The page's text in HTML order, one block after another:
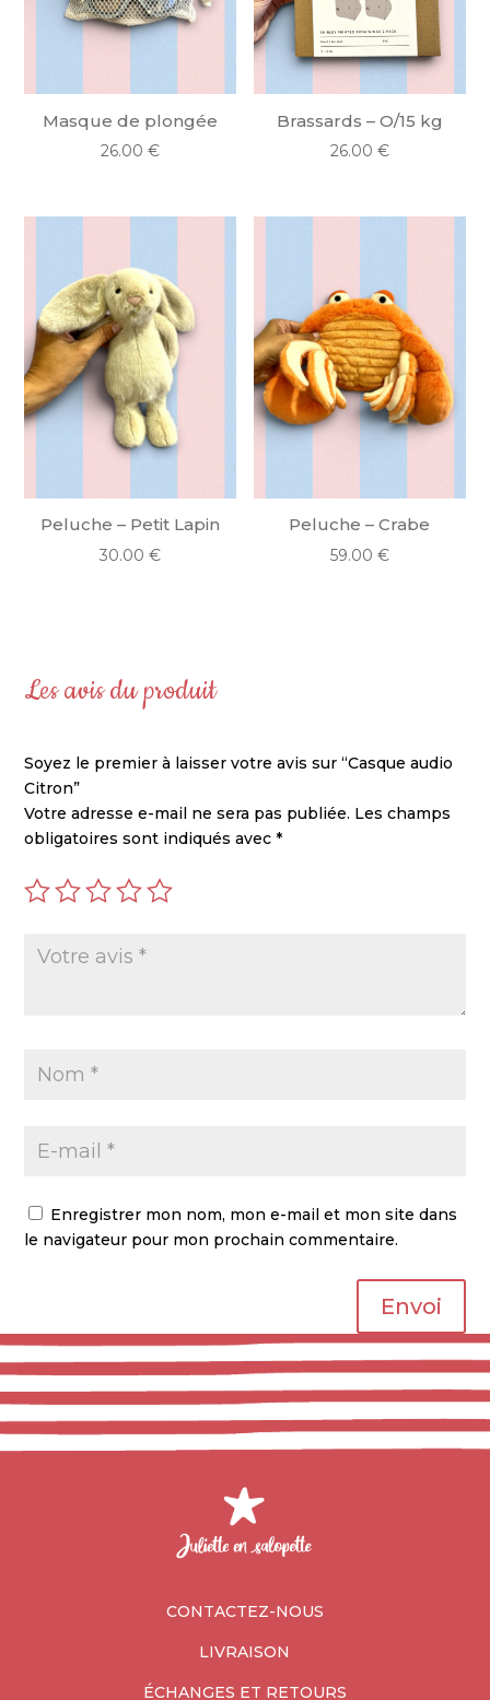
Masque de plongée
26.00€
Brassards – O/15 kg
26.00 €
Peluche – Petit Lapin
30.00€
Peluche – Crabe
59.00 €
Les avis du produit
Soyez le premier à laisser votre avis sur “Casque audio
Citron”
Votre adresse e-mail ne sera pas publiée. Les champs
obligatoires sont indiqués avec*
Enregistrer mon nom, mon e-mail et mon site dans
le navigateur pour mon prochain commentaire.
Envoi
CONTACTEZ-NOUS
LIVRAISON
ÉCHANGES ET RETOURS